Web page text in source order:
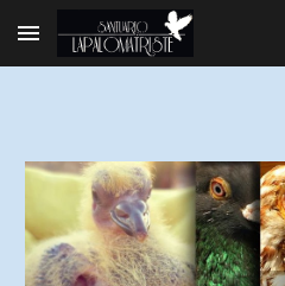
Skip to main content